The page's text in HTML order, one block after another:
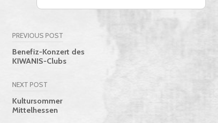
Beitragsnavigation
PREVIOUS POST
Benefiz-Konzert des
KIWANIS-Clubs
NEXT POST
Kultursommer
Mittelhessen